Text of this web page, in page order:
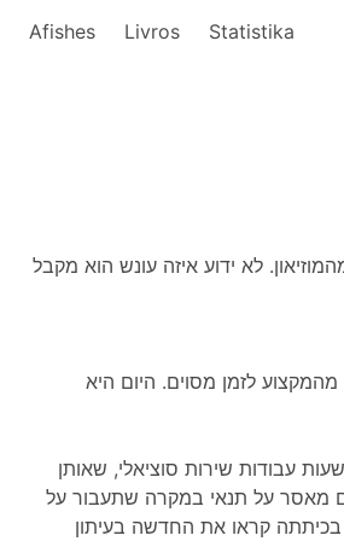
Afishes Livros Statistika
לא ידוע איזה עונש הוא מקבל
לזמן מסוים. היום היא
את נילי שפטו בלוס אנג'לס ודנו אותה ל-300 שעות עבודות שירות סוציאלי, שאותן
לתת במשך שנה אחת, ו- 5 שנים מאסר על תנאי במקרה שתעבור על
קראו את החדשה בעיתון